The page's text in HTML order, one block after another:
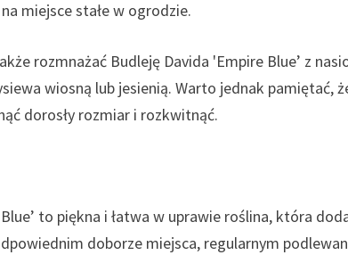
miejsce stałe w ogrodzie.
rozmnażać Budleję Davida 'Empire Blue’ z
wiosną lub jesienią. Warto jednak pamiętać,
dorosły rozmiar i rozkwitnąć.
to piękna i łatwa w uprawie roślina, która
doborze miejsca, regularnym